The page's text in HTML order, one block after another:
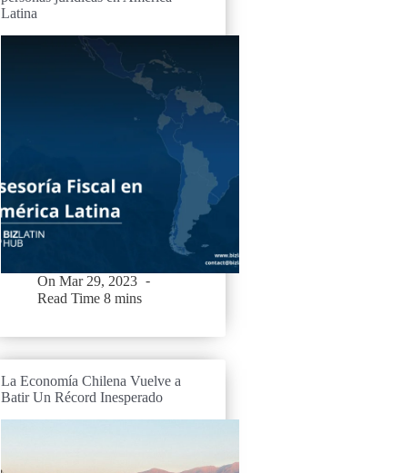
Latina
On Mar 29, 2023
Read Time 8 mins
La Economía Chilena Vuelve a
Batir Un Récord Inesperado